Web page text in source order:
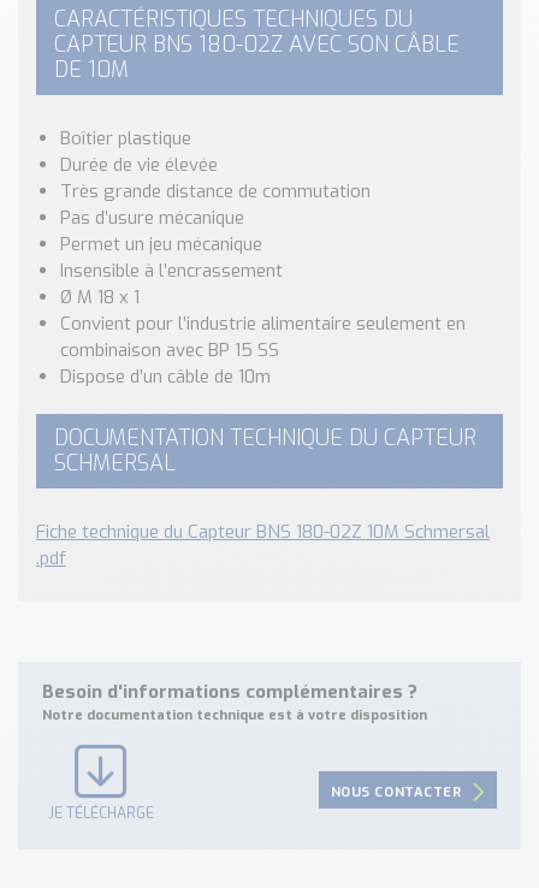
Nos Réalisations
Conseils et Actualités
Catalogue des essentiels pour les brasseries et micro-
brasseries
Contact & Devis
Devis, Tarifs, Renseignements techniques
CARACTÉRISTIQUES TECHNIQUES DU
CAPTEUR BNS 180-02Z AVEC SON CÂBLE
DE 10M
Boîtier plastique
Durée de vie élevée
Très grande distance de commutation
Pas d’usure mécanique
Permet un jeu mécanique
Insensible à l’encrassement
Ø M 18 x 1
Convient pour l’industrie alimentaire seulement en
combinaison avec BP 15 SS
Dispose d’un câble de 10m
DOCUMENTATION TECHNIQUE DU CAPTEUR
SCHMERSAL
Fiche technique du Capteur BNS 180-02Z 10M Schmersal
.pdf
Besoin d'informations complémentaires ?
Notre documentation technique est à votre disposition
JE TÉLÉCHARGE
NOUS CONTACTER